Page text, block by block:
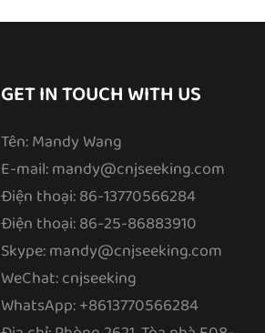
GET IN TOUCH WITH US
Tên: Mandy Wang
E-mail:mandy@cnjseeking.com
Điện thoại: 86-13770566284
Điện thoại: 86-25-86883910
Skype: mandy@cnjseeking.com
WeChat: cnjseeking
WhatsApp: +8613770566284